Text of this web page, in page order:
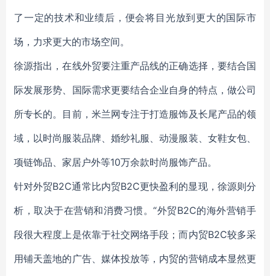
了一定的技术和业绩后，便会将目光放到更大的国际市
场，力求更大的市场空间。
徐源指出，在线外贸要注重产品线的正确选择，要结合国
际发展形势、国际需求更要结合企业自身的特点，做公司
所专长的。目前，米兰网专注于打造服饰及长尾产品的领
域，以时尚服装品牌、婚纱礼服、动漫服装、女鞋女包、
项链饰品、家居户外等10万余款时尚服饰产品。
针对外贸B2C通常比内贸B2C更快盈利的显现，徐源则分
析，取决于在营销和消费习惯。“外贸B2C的海外营销手
段很大程度上是依靠于社交网络手段；而内贸B2C较多采
用铺天盖地的广告、媒体投放等，内贸的营销成本显然更